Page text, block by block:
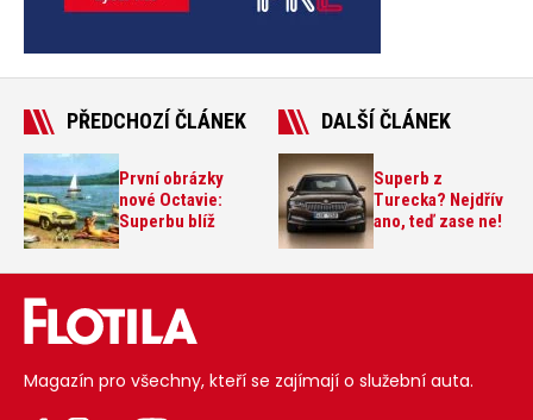
PŘEDCHOZÍ ČLÁNEK
První obrázky
nové Octavie:
Superbu blíž
DALŠÍ ČLÁNEK
Superb z
Turecka? Nejdřív
ano, teď zase ne!
Magazín pro všechny, kteří se zajímají o služební auta.